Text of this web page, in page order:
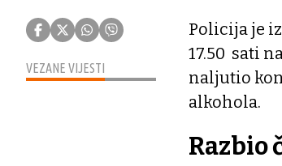
VEZANE VIJESTI
Policija je
17.50 sati
naljutio
alkohola.
Razbio